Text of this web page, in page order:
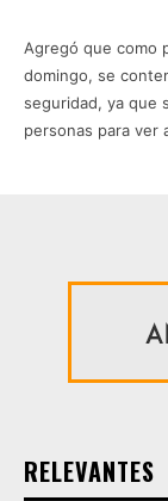
Agregó que como
domingo, se
seguridad, ya que
personas para ver
RELEVANTES